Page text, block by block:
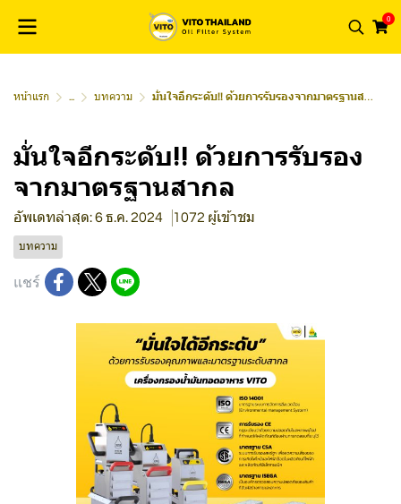
0
หน้าแรก ... บทความ มั่นใจอีกระดับ!! ด้วยการรับรองจากมาตรฐานสากล
มั่นใจอีกระดับ!! ด้วยการรับรอง
จากมาตรฐานสากล
อัพเดทล่าสุด: 6 ธ.ค. 2024 1072 ผู้เข้าชม
บทความ
แชร์